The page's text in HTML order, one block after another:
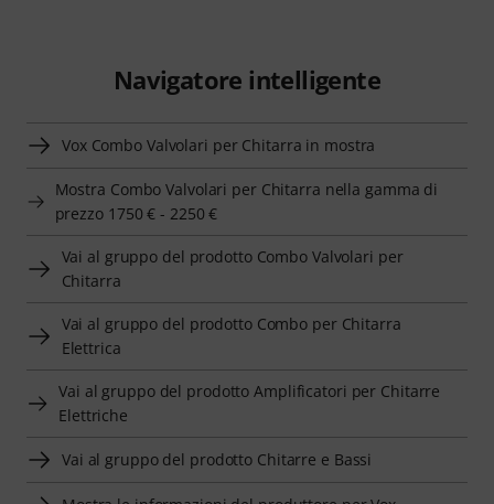
Navigatore intelligente
Vox Combo Valvolari per Chitarra in mostra
Mostra Combo Valvolari per Chitarra nella gamma di
prezzo 1750 € - 2250 €
Vai al gruppo del prodotto Combo Valvolari per
Chitarra
Vai al gruppo del prodotto Combo per Chitarra
Elettrica
Vai al gruppo del prodotto Amplificatori per Chitarre
Elettriche
Vai al gruppo del prodotto Chitarre e Bassi